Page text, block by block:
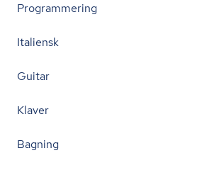
Programmering
Italiensk
Guitar
Klaver
Bagning